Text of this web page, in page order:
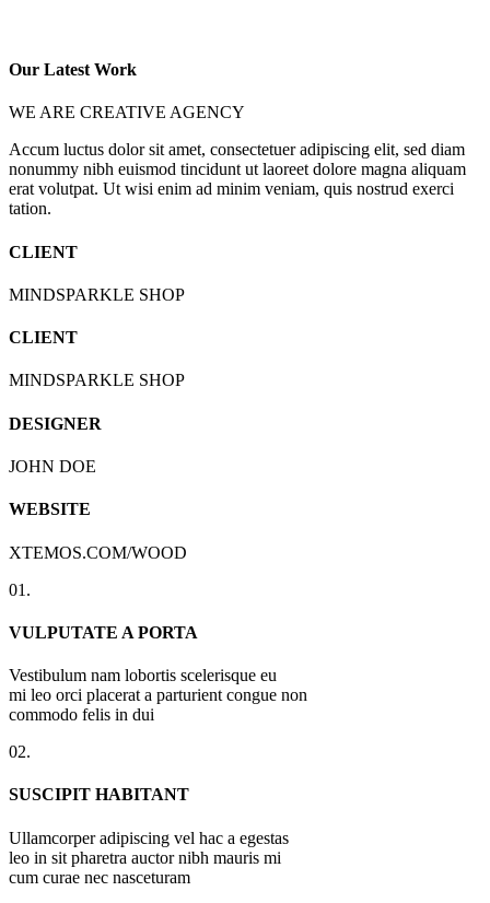
Our Latest Work
WE ARE CREATIVE AGENCY
Accum luctus dolor sit amet, consectetuer adipiscing elit, sed diam
nonummy nibh euismod tincidunt ut laoreet dolore magna aliquam
erat volutpat. Ut wisi enim ad minim veniam, quis nostrud exerci
tation.
CLIENT
MINDSPARKLE SHOP
CLIENT
MINDSPARKLE SHOP
DESIGNER
JOHN DOE
WEBSITE
XTEMOS.COM/WOOD
01.
VULPUTATE A PORTA
Vestibulum nam lobortis scelerisque eu
mi leo orci placerat a parturient congue non
commodo felis in dui
02.
SUSCIPIT HABITANT
Ullamcorper adipiscing vel hac a egestas
leo in sit pharetra auctor nibh mauris mi
cum curae nec nasceturam